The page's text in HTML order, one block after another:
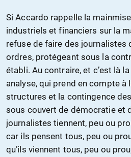
Si Accardo rappelle la
industriels et financiers sur la
refuse de faire des journalistes
ordres, protégeant sous la
établi. Au contraire, et c’est là
analyse, qui prend en compte à
structures et la contingence
sous couvert de démocratie et
journalistes tiennent, peu ou
car ils pensent tous, peu ou
qu’ils viennent tous, peu ou